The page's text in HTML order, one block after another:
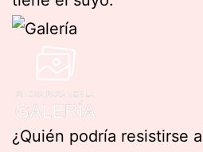
¿Quién podría resistirse